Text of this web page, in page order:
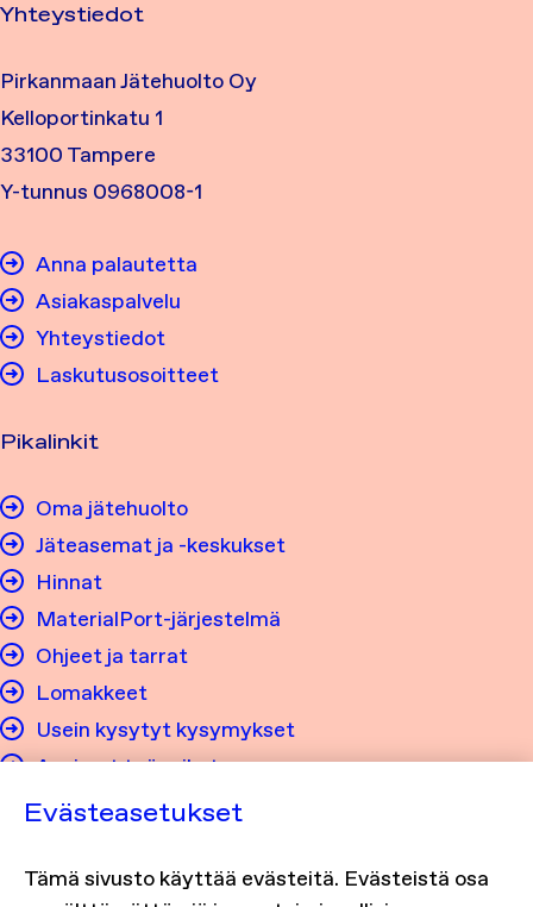
Yhteystiedot
Pirkanmaan Jätehuolto Oy
Kelloportinkatu 1
33100 Tampere
Y-tunnus 0968008-1
Anna palautetta
Asiakaspalvelu
Yhteystiedot
Laskutusosoitteet
Pikalinkit
Oma jätehuolto
Jäteasemat ja -keskukset
Hinnat
MaterialPort-järjestelmä
Ohjeet ja tarrat
Lomakkeet
Usein kysytyt kysymykset
Avoimet työpaikat
Tietosuojaseloste
Evästeasetukset
Tämä sivusto käyttää evästeitä. Evästeistä osa